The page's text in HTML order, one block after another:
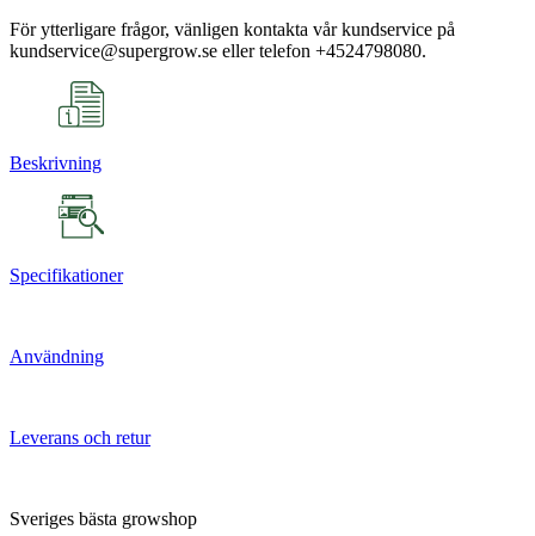
För ytterligare frågor, vänligen kontakta vår kundservice på
kundservice@supergrow.se eller telefon +4524798080.
Beskrivning
Specifikationer
Användning
Leverans och retur
Sveriges bästa growshop